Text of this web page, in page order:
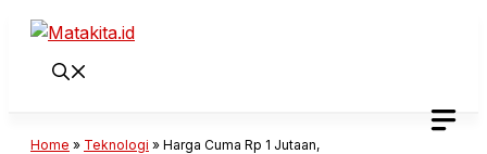
Langsung
Home » Teknologi » Harga Cuma Rp 1 Jutaan,